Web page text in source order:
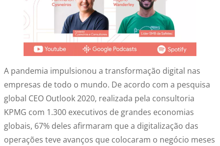
A pandemia impulsionou a transformação digital nas
empresas de todo o mundo. De acordo com a pesquisa
global CEO Outlook 2020, realizada pela consultoria
KPMG com 1.300 executivos de grandes economias
globais, 67% deles afirmaram que a digitalização das
operações teve avanços que colocaram o negócio meses